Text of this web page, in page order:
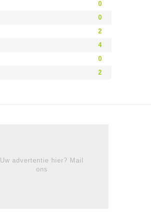
0
0
2
4
0
2
Uw advertentie hier? Mail
ons